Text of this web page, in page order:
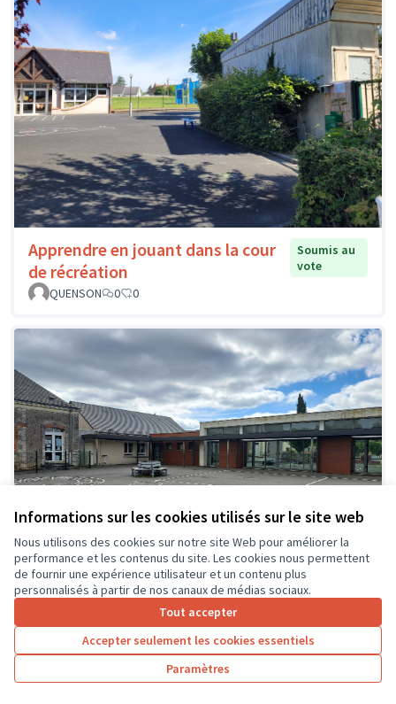
Informations sur les cookies utilisés sur le site web
Nous utilisons des cookies sur notre site Web pour améliorer la
performance et les contenus du site. Les cookies nous permettent
de fournir une expérience utilisateur et un contenu plus
personnalisés à partir de nos canaux de médias sociaux.
Tout accepter
Accepter seulement les cookies essentiels
Paramètres
Apprendre en jouant dans la cour
de récréation
Soumis au
vote
QUENSON
0 0
Création d'espaces ombragés et
zones de jeux détentes dans la cour
Soumis